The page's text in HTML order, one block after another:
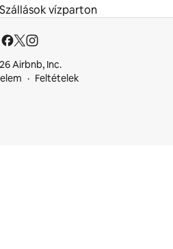
Szállások vízparton
Airbnb, Inc.
Feltételek